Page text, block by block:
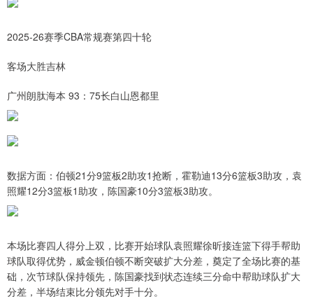
2025-26赛季CBA常规赛第四十轮
客场大胜吉林
广州朗肽海本 93：75长白山恩都里
数据方面：伯顿21分9篮板2助攻1抢断，霍勒迪13分6篮板3助攻，袁
照耀12分3篮板1助攻，陈国豪10分3篮板3助攻。
本场比赛四人得分上双，比赛开始球队袁照耀徐昕接连篮下得手帮助
球队取得优势，威金顿伯顿不断突破扩大分差，奠定了全场比赛的基
础，次节球队保持领先，陈国豪找到状态连续三分命中帮助球队扩大
分差，半场结束比分领先对手十分。